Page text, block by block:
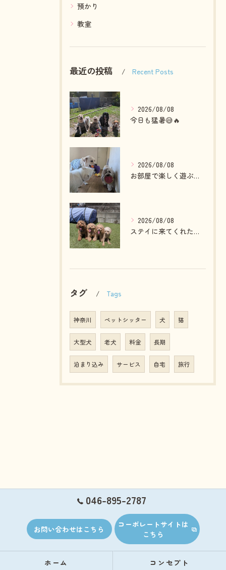
預かり
教室
最近の投稿 Recent Posts
2026/08/08
今日も猛暑😅🔥
2026/08/08
お部屋で楽しく遊ぶわんこさん💓
2026/08/08
ステイに来てくれたプードルファミリー💓
タグ Tags
神奈川 ペットシッター 犬 猫
大型犬 老犬 料金 長期
泊まり込み サービス 自宅 旅行
046-895-2787
お問い合わせはこちら
コーポレートサイトは
こちら
ホーム コンセプト